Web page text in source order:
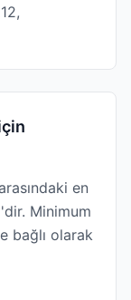
en
Minimum
bağlı olarak